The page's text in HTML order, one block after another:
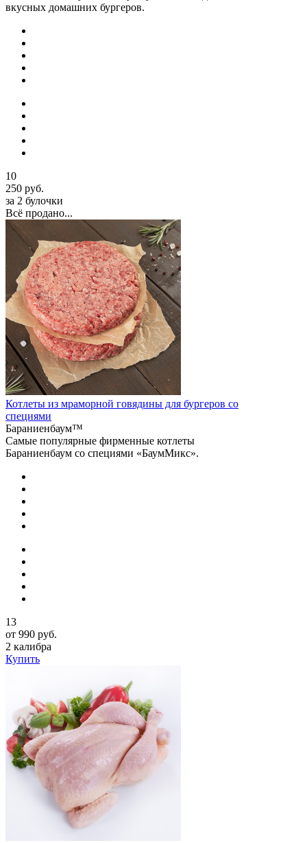
вкусных домашних бургеров.
10
250 руб.
за 2 булочки
Всё продано...
Котлеты из мраморной говядины для бургеров со
специями
Бараниенбаум™
Самые популярные фирменные котлеты
Бараниенбаум со специями «БаумМикс».
13
от 990 руб.
2 калибра
Купить